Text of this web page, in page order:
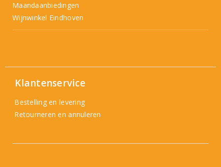
Maandaanbiedingen
Wijnwinkel Eindhoven
Klantenservice
Bestelling en levering
Retourneren en annuleren